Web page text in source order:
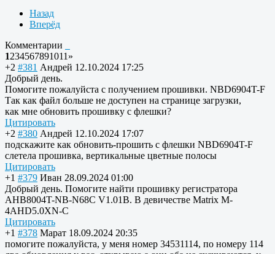
Назад
Вперёд
Комментарии
1234567891011 »
+2 #381 Андрей 12.10.2024 17:25
Добрый день.
Помогите пожалуйста с получением прошивки. NBD6904T-F
Так как файл больше не доступен на странице загрузки,
как мне обновить прошивку с флешки?
Цитировать
+2 #380 Андрей 12.10.2024 17:07
подскажите как обновить-прошить с флешки NBD6904T-F
слетела прошивка, вертикальные цветные полосы
Цитировать
+1 #379 Иван 28.09.2024 01:00
Добрый день. Помогите найти прошивку регистратора
AHB8004T-NB-N68C V1.01B. В девичестве Matrix M-
4AHD5.0XN-C
Цитировать
+1 #378 Марат 18.09.2024 20:35
помогите пожалуйста, у меня номер 34531114, по номеру 114